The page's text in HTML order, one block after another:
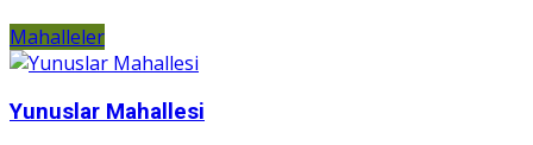
Mahalleler
Yunuslar Mahallesi